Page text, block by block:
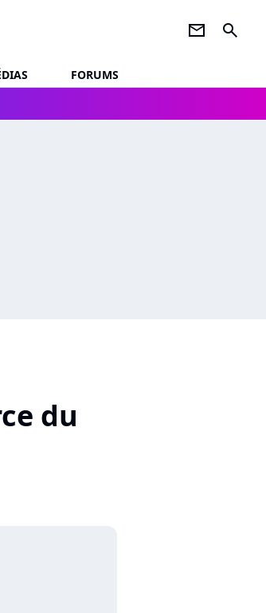
newsletter search
FORUMS
du